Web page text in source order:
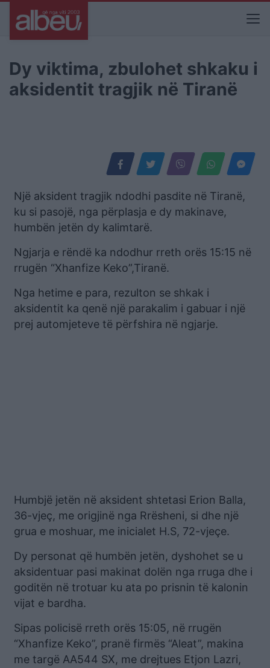
Dy viktima, zbulohet shkaku i
aksidentit tragjik në Tiranë
Një aksident tragjik ndodhi pasdite në Tiranë,
ku si pasojë, nga përplasja e dy makinave,
humbën jetën dy kalimtarë.
Ngjarja e rëndë ka ndodhur rreth orës 15:15 në
rrugën “Xhanfize Keko”,Tiranë.
Nga hetime e para, rezulton se shkak i
aksidentit ka qenë një parakalim i gabuar i një
prej automjeteve të përfshira në ngjarje.
Humbjë jetën në aksident shtetasi Erion Balla,
36-vjeç, me origjinë nga Rrësheni, si dhe një
grua e moshuar, me inicialet H.S, 72-vjeçe.
Dy personat që humbën jetën, dyshohet se u
aksidentuar pasi makinat dolën nga rruga dhe i
goditën në trotuar ku ata po prisnin të kalonin
vijat e bardha.
Sipas policisë rreth orës 15:05, në rrugën
“Xhanfize Keko”, pranë firmës “Aleat”, makina
me targë AA544 SX, me drejtues Etjon Lazri,